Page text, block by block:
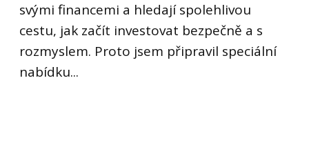
svými financemi a hledají spolehlivou
cestu, jak začít investovat bezpečně a s
rozmyslem. Proto jsem připravil speciální
nabídku...